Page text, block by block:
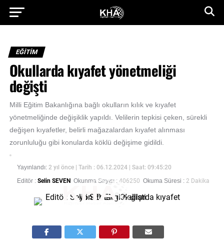
EĞİTİM
Okullarda kıyafet yönetmeliği
değişti
Milli Eğitim Bakanlığına bağlı okulların kılık ve kıyafet
yönetmeliğinde değişiklik yapıldı. Velilerin tepkisi çeken, sürekli
değişen kıyafetler, belirli mağazalardan kıyafet alınması
zorunluluğu gibi konularda köklü değişime gidildi.
Yayınlandı: 2 yıl önce
| Tarih : 06.12.2024 | Saat: 09:45:20
Editör : Selin SEVEN Okunma Sayısı : 406250 Okuma Süresi : 2 Dakika